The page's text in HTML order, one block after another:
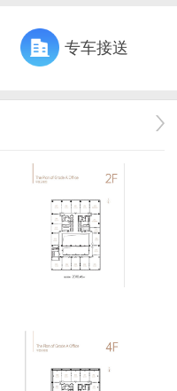
专车接送